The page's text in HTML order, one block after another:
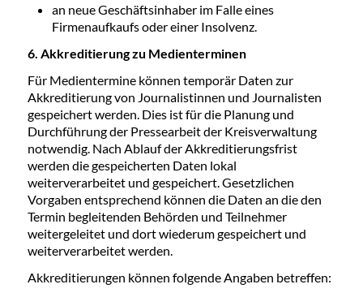
an neue Geschäftsinhaber im Falle eines
Firmenaufkaufs oder einer Insolvenz.
6. Akkreditierung zu Medienterminen
Für Medientermine können temporär Daten zur
Akkreditierung von Journalistinnen und Journalisten
gespeichert werden. Dies ist für die Planung und
Durchführung der Pressearbeit der Kreisverwaltung
notwendig. Nach Ablauf der Akkreditierungsfrist
werden die gespeicherten Daten lokal
weiterverarbeitet und gespeichert. Gesetzlichen
Vorgaben entsprechend können die Daten an die den
Termin begleitenden Behörden und Teilnehmer
weitergeleitet und dort wiederum gespeichert und
weiterverarbeitet werden.
Akkreditierungen können folgende Angaben betreffen: